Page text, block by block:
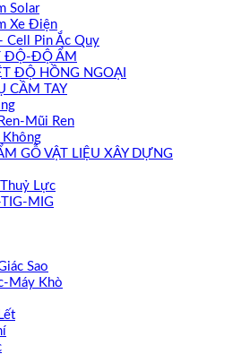
Solar
Xe Điện
Cell Pin Ắc Quy
ĐỘ-ĐỘ ẨM
ĐỘ HỒNG NGOẠI
CẦM TAY
Mũi Ren
Không
GỖ VẬT LIỆU XÂY DỰNG
Lực
MIG
Sao
Máy Khò